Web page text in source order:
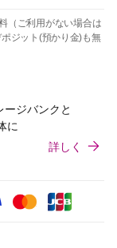
（ご利用がない場合は
ジット(預かり金)も無
ージバンクと
に
詳しく